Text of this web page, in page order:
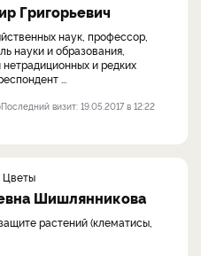
Григорьевич
наук, профессор,
науки и образования,
и редких
...
Последний визит: 19.05.2017 в 12:22
Цветы
Шишлянникова
растений (клематисы,